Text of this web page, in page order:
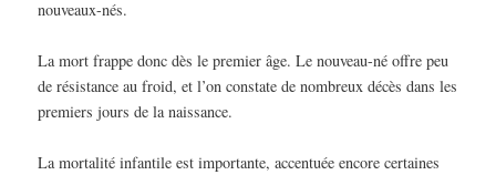
nouveaux-nés.
La mort frappe donc dès le premier âge. Le nouveau-né offre peu
de résistance au froid, et l’on constate de nombreux décès dans les
premiers jours de la naissance.
La mortalité infantile est importante, accentuée encore certaines